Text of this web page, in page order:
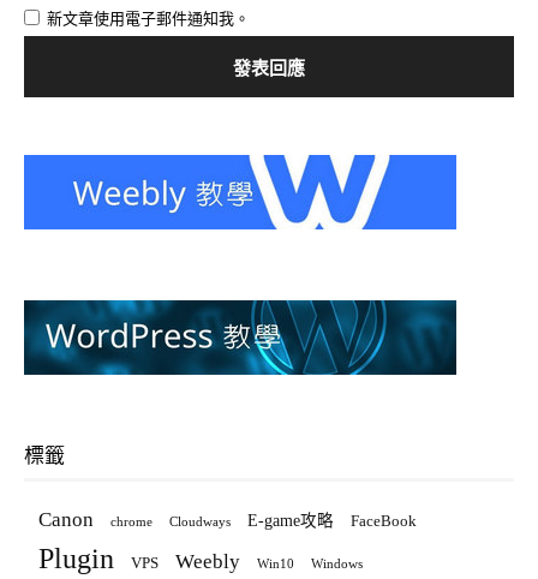
新文章使用電子郵件通知我。
標籤
Canon chrome Cloudways E-game攻略 FaceBook
Plugin VPS Weebly Win10 Windows